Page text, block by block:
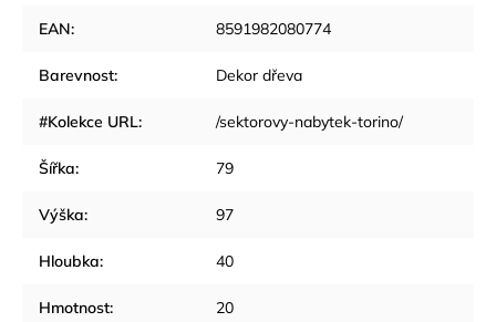
EAN: 8591982080774
Barevnost: Dekor dřeva
#Kolekce URL: /sektorovy-nabytek-torino/
Šířka: 79
Výška: 97
Hloubka: 40
Hmotnost: 20